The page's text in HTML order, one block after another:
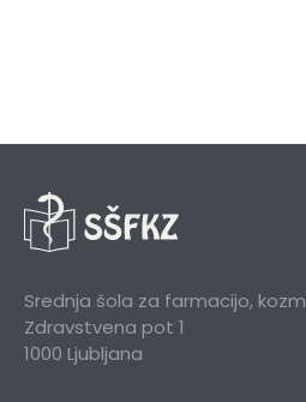
Srednja šola za farmacijo,
Zdravstvena pot 1
1000 Ljubljana